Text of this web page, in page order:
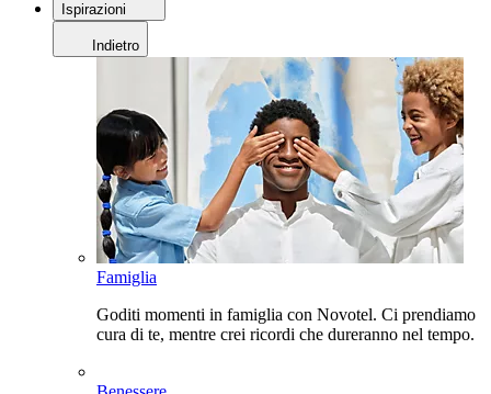
Ispirazioni
Indietro
Famiglia
Goditi momenti in famiglia con Novotel. Ci prendiamo
cura di te, mentre crei ricordi che dureranno nel tempo.